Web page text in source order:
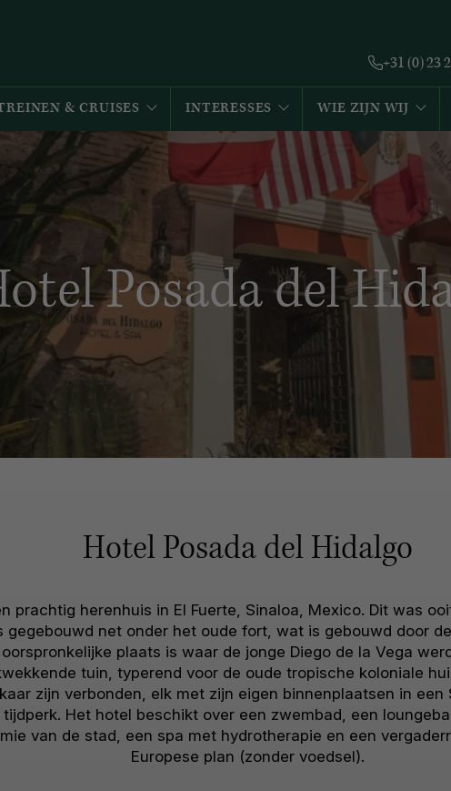
+31 (0) 23
& CRUISES INTERESSES WIE ZIJN WIJ
Posada del
Hotel Posada del Hidalgo
prachtig herenhuis in El Fuerte, Sinaloa, Mexico. Dit was
net onder het oude fort, wat is gebouwd door
plaats is waar de jonge Diego de la Vega
tuin, typerend voor de oude tropische koloniale
zijn verbonden, elk met zijn eigen binnenplaatsen in
Het hotel beschikt over een zwembad, een
van de stad, een spa met hydrotherapie en een
Europese plan (zonder voedsel).